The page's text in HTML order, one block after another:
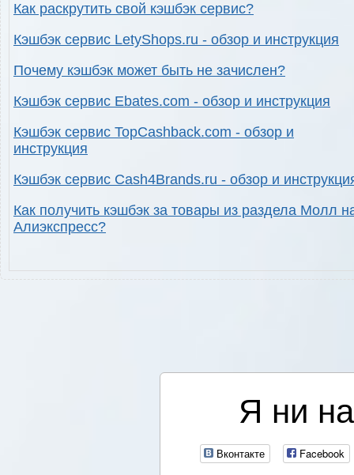
Как раскрутить свой кэшбэк сервис?
Кэшбэк сервис LetyShops.ru - обзор и инструкция
Почему кэшбэк может быть не зачислен?
Кэшбэк сервис Ebates.com - обзор и инструкция
Кэшбэк сервис TopCashback.com - обзор и
инструкция
Кэшбэк сервис Cash4Brands.ru - обзор и
Как получить кэшбэк за товары из раздела Молл
Алиэкспресс?
Я ни
Вконтакте Facebook